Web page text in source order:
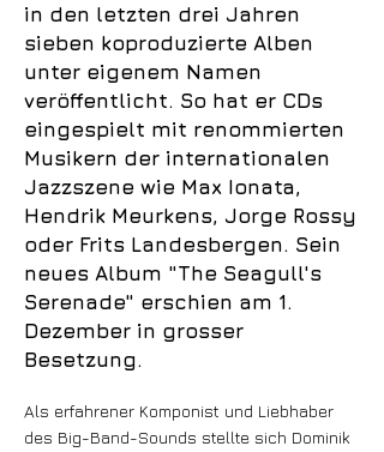
in den letzten drei Jahren
sieben koproduzierte Alben
unter eigenem Namen
veröffentlicht. So hat er CDs
eingespielt mit renommierten
Musikern der internationalen
Jazzszene wie Max Ionata,
Hendrik Meurkens, Jorge Rossy
oder Frits Landesbergen. Sein
neues Album "The Seagull's
Serenade" erschien am 1.
Dezember in grosser
Besetzung.
Als erfahrener Komponist und Liebhaber
des Big-Band-Sounds stellte sich Dominik